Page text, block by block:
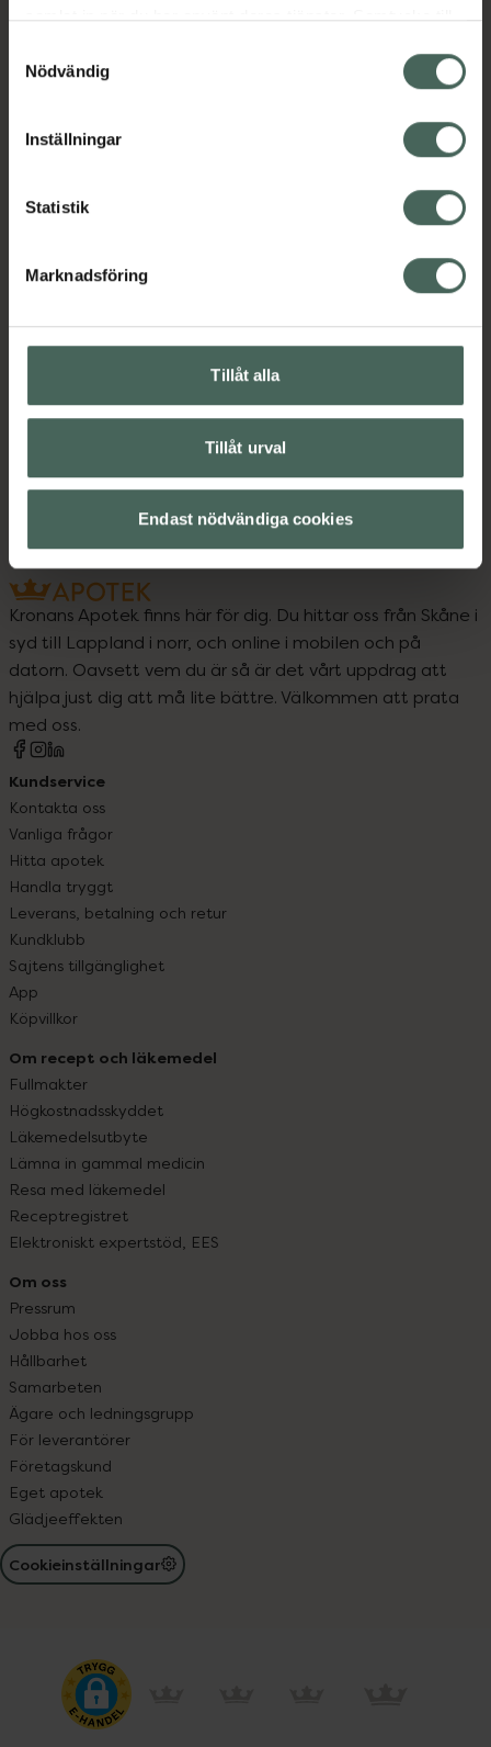
samlat in när du har använt deras tjänster. Samtycke till
återkalla ditt samtycke via webbplatsens
cookieinställningar. Ett återkallat samtycke påverkar inte
lagligheten av behandling som skett innan återkallelsen.
Nödvändig
Inställningar
Statistik
Marknadsföring
Tillåt alla
Tillåt urval
Endast nödvändiga cookies
Visa
Instruktioner Visa
B-vitamin
Kost och hälsa
Kosttillskott
Vitaminer och mineraler
Kronans Apotek finns här för dig. Du hittar oss från Skåne i
syd till Lappland i norr, och online i mobilen och på
datorn. Oavsett vem du är så är det vårt uppdrag att
hjälpa just dig att må lite bättre. Välkommen att prata
med oss.
Kundservice
Kontakta oss
Vanliga frågor
Hitta apotek
Handla tryggt
Leverans, betalning och retur
Kundklubb
Sajtens tillgänglighet
App
Köpvillkor
Om recept och läkemedel
Fullmakter
Högkostnadsskyddet
Läkemedelsutbyte
Lämna in gammal medicin
Resa med läkemedel
Receptregistret
Elektroniskt expertstöd, EES
Om oss
Pressrum
Jobba hos oss
Hållbarhet
Samarbeten
Ägare och ledningsgrupp
För leverantörer
Företagskund
Eget apotek
Glädjeeffekten
Cookieinställningar